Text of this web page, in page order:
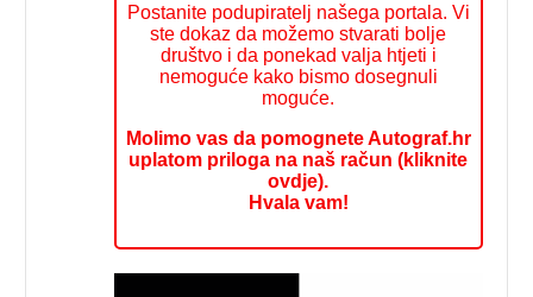
Postanite podupiratelj našega portala. Vi
ste dokaz da možemo stvarati bolje
društvo i da ponekad valja htjeti i
nemoguće kako bismo dosegnuli
moguće.
Molimo vas da pomognete Autograf.hr
uplatom priloga na naš račun (kliknite
ovdje).
Hvala vam!